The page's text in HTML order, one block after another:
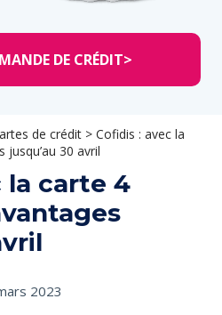
DE CRÉDIT>
de crédit > Cofidis : avec la
30 avril
la carte 4
2023